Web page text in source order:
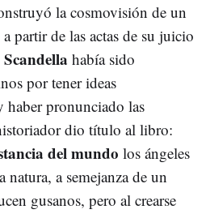
la cosmovisión de un
partir de las actas de su juicio
había sido
por tener ideas
haber pronunciado las
dio título al libro:
del mundo los ángeles
a semejanza de un
gusanos, pero al crearse